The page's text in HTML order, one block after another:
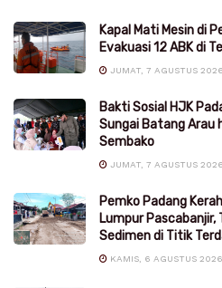
Kapal Mati Mesin di
Evakuasi 12 ABK di
JUMAT, 7 AGUSTUS
Bakti Sosial HJK
Sungai Batang Arau
Sembako
JUMAT, 7 AGUSTUS
Pemko Padang
Lumpur Pascabanjir,
Sedimen di Titik
KAMIS, 6 AGUSTUS